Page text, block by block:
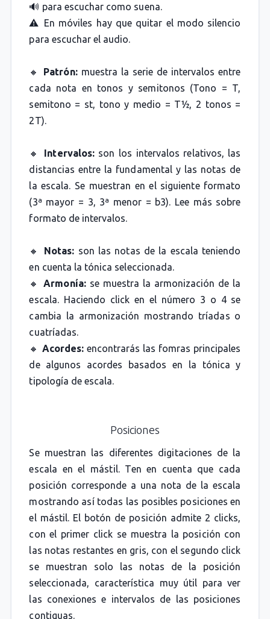
🔊 para escuchar como suena.
⚠️ En móviles hay que quitar el modo silencio
para escuchar el audio.
🔸 Patrón:muestra la serie de intervalos entre
cada nota en tonos y semitonos (Tono = T,
semitono = st, tono y medio = T½, 2 tonos =
2T).
🔸 Intervalos:son los intervalos relativos, las
distancias entre la fundamental y las notas de
la escala. Se muestran en el siguiente formato
(3ª mayor = 3, 3ª menor = b3). Lee más sobre
formato de intervalos.
🔸 Notas: son las notas de la escala teniendo
en cuenta la tónica seleccionada.
🔸Armonía:se muestra la armonización de la
escala. Haciendo click en el número 3 o 4 se
cambia la armonización mostrando tríadas o
cuatríadas.
🔸 Acordes: encontrarás las fomras principales
de algunos acordes basados en la tónica y
tipología de escala.
Posiciones
Se muestran las diferentes digitaciones de la
escala en el mástil. Ten en cuenta que cada
posición corresponde a una nota de la escala
mostrando así todas las posibles posiciones en
el mástil. El botón de posición admite 2 clicks,
con el primer click se muestra la posición con
las notas restantes en gris, con el segundo click
se muestran solo las notas de la posición
seleccionada, característica muy útil para ver
las conexiones e intervalos de las posiciones
contiguas.